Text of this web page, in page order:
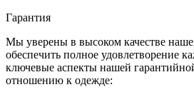
Гарантия
Мы уверены в высоком качестве
обеспечить полное удовлетворение
ключевые аспекты нашей
отношению к одежде: